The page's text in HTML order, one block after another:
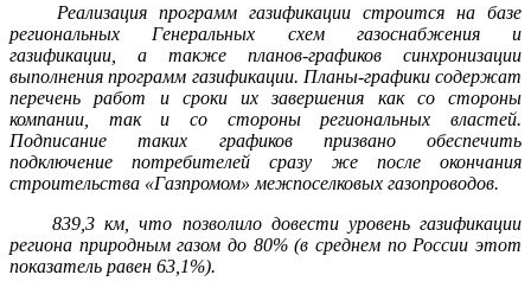
Реализация программ газификации строится на базе
региональных Генеральных схем газоснабжения и
газификации, а также планов-графиков синхронизации
выполнения программ газификации. Планы-графики содержат
перечень работ и сроки их завершения как со стороны
компании, так и со стороны региональных властей.
Подписание таких графиков призвано обеспечить
подключение потребителей сразу же после окончания
строительства «Газпромом» межпоселковых газопроводов.
839,3 км, что позволило довести уровень газификации
региона природным газом до 80% (в среднем по России этот
показатель равен 63,1%).